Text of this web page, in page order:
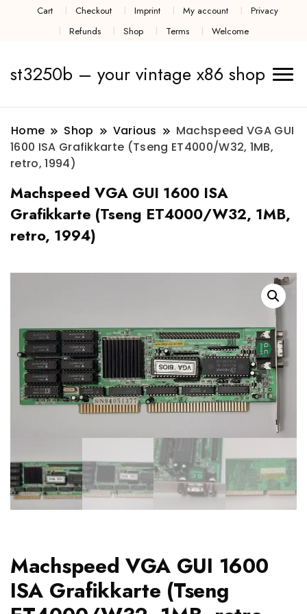
Cart Checkout Imprint My account
Privacy
Refunds
Shop Terms Welcome
st3250b – your vintage x86 shop
Home Shop Various
Machspeed VGA GUI
1600 ISA Grafikkarte (Tseng ET4000/W32, 1MB,
retro, 1994)
Machspeed VGA GUI 1600 ISA
Grafikkarte (Tseng ET4000/W32, 1MB,
retro, 1994)
Machspeed VGA GUI 1600
ISA Grafikkarte (Tseng